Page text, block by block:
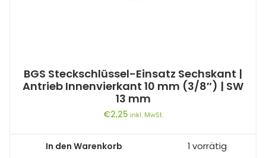
BGS Steckschlüssel-Einsatz Sechskant |
Antrieb Innenvierkant 10 mm (3/8″) | SW
13 mm
€2,25 inkl. MwSt.
In den Warenkorb 1 vorrätig